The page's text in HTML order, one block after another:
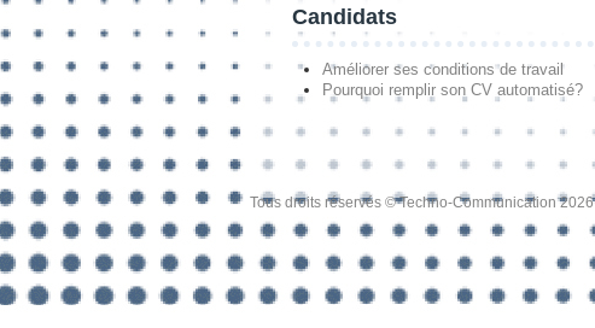
Candidats
Améliorer ses conditions de travail
Pourquoi remplir son CV automatisé?
Tous droits réservés © Techno-Communication 2026